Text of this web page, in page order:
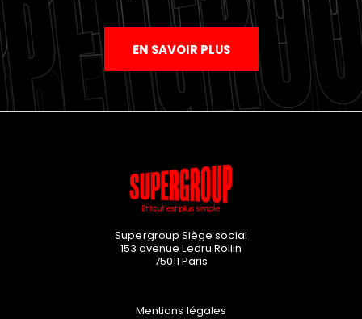
EN SAVOIR PLUS
Supergroup Siège social
153 avenue Ledru Rollin
75011 Paris
Mentions légales